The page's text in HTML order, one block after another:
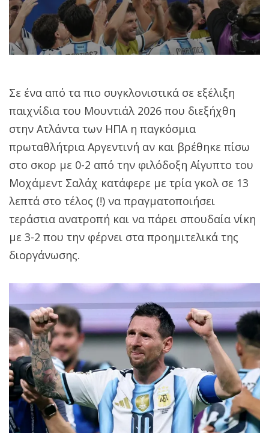
Σε ένα από τα πιο συγκλονιστικά σε εξέλιξη
παιχνίδια του Μουντιάλ 2026 που διεξήχθη
στην Ατλάντα των ΗΠΑ η παγκόσμια
πρωταθλήτρια Αργεντινή αν και βρέθηκε πίσω
στο σκορ με 0-2 από την φιλόδοξη Αίγυπτο του
Μοχάμεντ Σαλάχ κατάφερε με τρία γκολ σε 13
λεπτά στο τέλος (!) να πραγματοποιήσει
τεράστια ανατροπή και να πάρει σπουδαία νίκη
με 3-2 που την φέρνει στα προημιτελικά της
διοργάνωσης.